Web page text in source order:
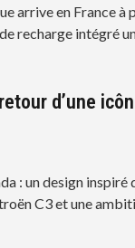
arrive en France
recharge intégré
d’une
: un design inspiré
C3 et une